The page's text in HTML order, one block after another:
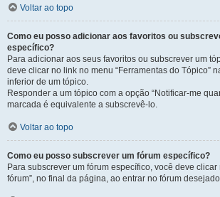
Voltar ao topo
Como eu posso adicionar aos favoritos ou
específico?
Para adicionar aos seus favoritos ou subscrever um
deve clicar no link no menu “Ferramentas do Tópico”
inferior de um tópico.
Responder a um tópico com a opção “Notificar-me
marcada é equivalente a subscrevê-lo.
Voltar ao topo
Como eu posso subscrever um fórum específico?
Para subscrever um fórum específico, você deve clicar
fórum”, no final da página, ao entrar no fórum